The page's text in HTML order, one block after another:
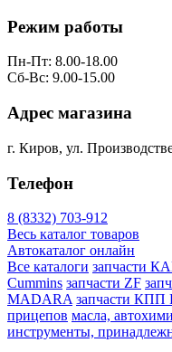
Режим работы
Пн-Пт: 8.00-18.00
Сб-Вс: 9.00-15.00
Адрес магазина
г. Киров, ул.
Телефон
8 (8332) 703-912
Весь каталог товаров
Автокаталог онлайн
Все каталоги запчасти
Cummins запчасти ZF
MADARA запчасти КПП
прицепов масла,
инструменты,